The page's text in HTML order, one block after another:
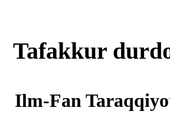
Tafakkur
Ilm-Fan